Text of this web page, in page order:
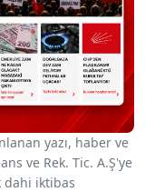
yazı, haber ve
ve Rek. Tic. A.Ş'ye
dahi iktibas